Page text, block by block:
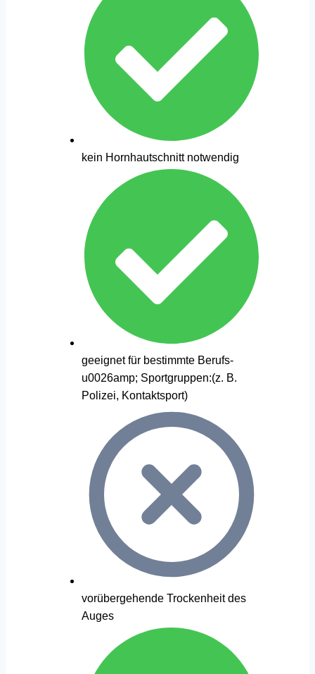
kein Hornhautschnitt notwendig
geeignet für bestimmte Berufs-
u0026amp; Sportgruppen:(z. B.
Polizei, Kontaktsport)
vorübergehende Trockenheit des
Auges